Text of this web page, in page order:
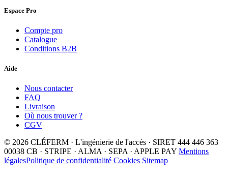
Espace Pro
Compte pro
Catalogue
Conditions B2B
Aide
Nous contacter
FAQ
Livraison
Où nous trouver ?
CGV
© 2026 CLÉFERM · L'ingénierie de l'accès · SIRET 444 446 363
00038 CB · STRIPE · ALMA · SEPA · APPLE PAY Mentions
légalesPolitique de confidentialité Cookies Sitemap